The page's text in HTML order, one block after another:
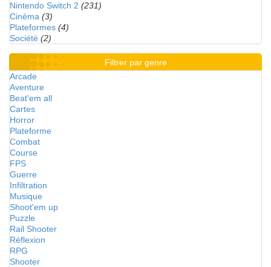
Nintendo Switch 2 (231)
Cinéma (3)
Plateformes (4)
Société (2)
Filtrer par genre
Arcade
Aventure
Beat'em all
Cartes
Horror
Plateforme
Combat
Course
FPS
Guerre
Infiltration
Musique
Shoot'em up
Puzzle
Rail Shooter
Réflexion
RPG
Shooter